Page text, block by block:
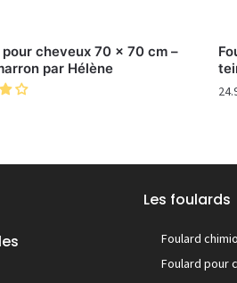
pour cheveux 70 x 70 cm –
par Hélène
Les foulards
Foulard chimio
Foulard pour